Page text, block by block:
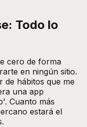
Todo lo
cero de forma
en ningún sitio.
de hábitos que me
una app
Cuanto más
estará el